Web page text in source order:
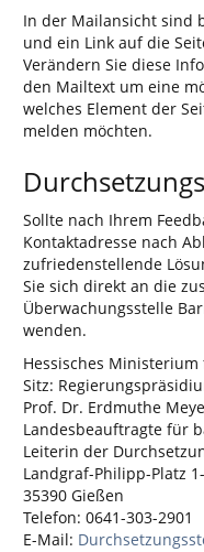
In der Mailansicht sind
und ein Link auf die
Verändern Sie diese
den Mailtext um eine
welches Element der
melden möchten.
Sollte nach Ihrem
Kontaktadresse nach
zufriedenstellende
Sie sich direkt an die
Überwachungsstelle
wenden.
Hessisches
Sitz:
Prof. Dr. Erdmuthe
Landesbeauftragte für
Leiterin der
Landgraf-Philipp-Platz
35390 Gießen
Telefon: 0641-303-2901
E-Mail: